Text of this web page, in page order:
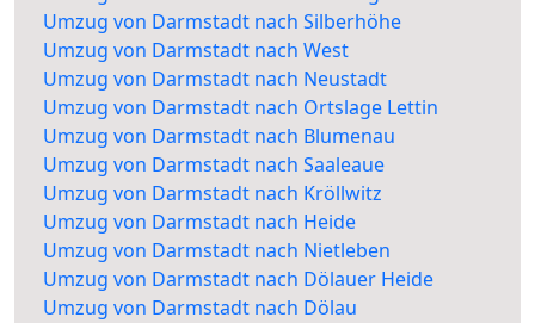
Umzug von Darmstadt nach Silberhöhe
Umzug von Darmstadt nach West
Umzug von Darmstadt nach Neustadt
Umzug von Darmstadt nach Ortslage Lettin
Umzug von Darmstadt nach Blumenau
Umzug von Darmstadt nach Saaleaue
Umzug von Darmstadt nach Kröllwitz
Umzug von Darmstadt nach Heide
Umzug von Darmstadt nach Nietleben
Umzug von Darmstadt nach Dölauer Heide
Umzug von Darmstadt nach Dölau